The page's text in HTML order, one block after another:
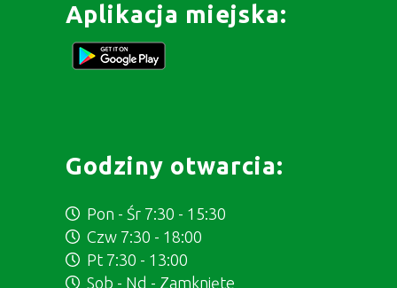
Aplikacja miejska:
Godziny otwarcia:
Pon - Śr 7:30 - 15:30
Czw 7:30 - 18:00
Pt 7:30 - 13:00
Sob - Nd - Zamknięte